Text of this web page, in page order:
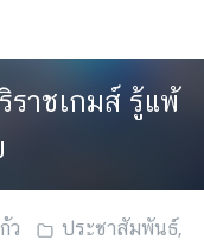
ราชเกมส์ รู้แพ้
ว ประชาสัมพันธ์,